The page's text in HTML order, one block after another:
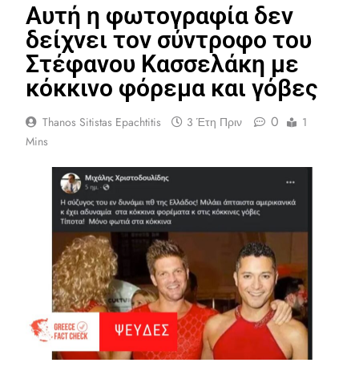
Αυτή η φωτογραφία δεν
δείχνει τον σύντροφο του
Στέφανου Κασσελάκη με
κόκκινο φόρεμα και γόβες
Thanos Sitistas Epachtitis 3 Έτη Πριν 0
1
Mins